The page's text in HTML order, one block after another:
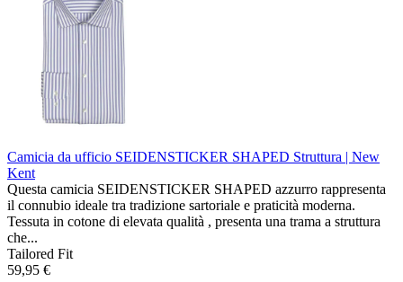
Camicia da ufficio SEIDENSTICKER SHAPED Struttura | New
Kent
Questa camicia SEIDENSTICKER SHAPED azzurro rappresenta
il connubio ideale tra tradizione sartoriale e praticità moderna.
Tessuta in cotone di elevata qualità , presenta una trama a struttura
che...
Tailored Fit
59,95 €